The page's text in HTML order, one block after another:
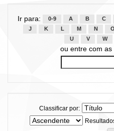
Ir para: 0-9 A B C
J
K L M N O
U
V W
ou entre com
Classificar por: